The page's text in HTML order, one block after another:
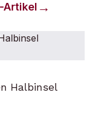
-Artikel
Halbinsel